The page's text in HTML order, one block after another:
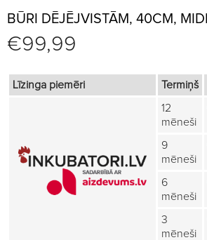
BŪRI DĒJĒJVISTĀM, 40CM, MIDI
€99,99
Līzinga piemēri Termiņš
12
mēneši
9
mēneši
6
mēneši
3
mēneši